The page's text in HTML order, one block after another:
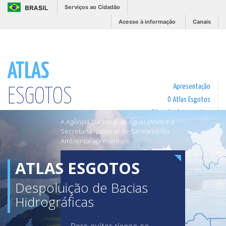
Serviços ao Cidadão
Acesso à informação Canais
ATLAS
ESGOTOS
Despoluição das Bacias
Hidrográficas
Apresentação
O Atlas Esgotos
Impacto
ATLAS ESGOTOS
Despoluição de Bacias
Hidrográficas
A Agência Nacional de Águas (ANA) e a
Secretaria Nacional de Saneamento
Ambiental apresentam: